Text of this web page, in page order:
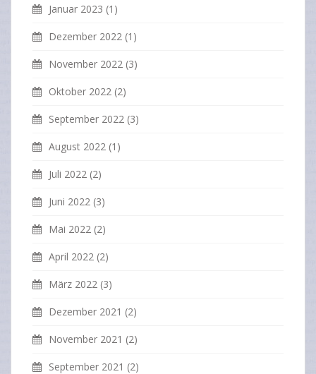
Januar 2023 (1)
Dezember 2022 (1)
November 2022 (3)
Oktober 2022 (2)
September 2022 (3)
August 2022 (1)
Juli 2022 (2)
Juni 2022 (3)
Mai 2022 (2)
April 2022 (2)
März 2022 (3)
Dezember 2021 (2)
November 2021 (2)
September 2021 (2)